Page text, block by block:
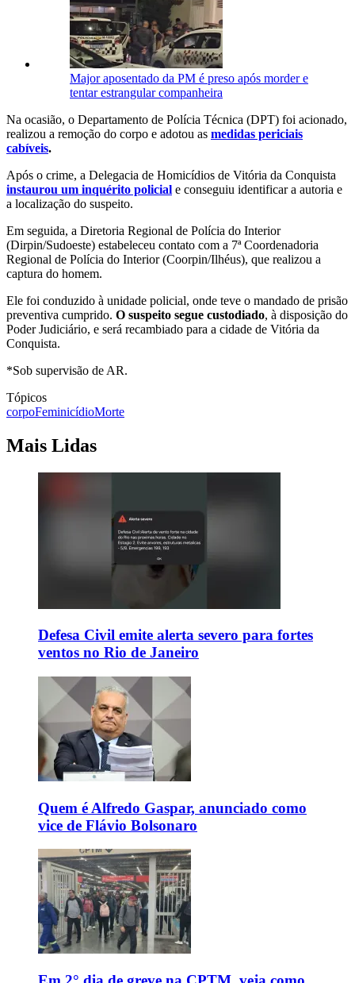
Major aposentado da PM é preso após morder e
tentar estrangular companheira
Na ocasião, o Departamento de Polícia Técnica (DPT) foi acionado,
realizou a remoção do corpo e adotou as medidas periciais
cabíveis.
Após o crime, a Delegacia de Homicídios de Vitória da Conquista
instaurou um inquérito policial e conseguiu identificar a autoria e
a localização do suspeito.
Em seguida, a Diretoria Regional de Polícia do Interior
(Dirpin/Sudoeste) estabeleceu contato com a 7ª Coordenadoria
Regional de Polícia do Interior (Coorpin/Ilhéus), que realizou a
captura do homem.
Ele foi conduzido à unidade policial, onde teve o mandado de prisão
preventiva cumprido. O suspeito segue custodiado, à disposição do
Poder Judiciário, e será recambiado para a cidade de Vitória da
Conquista.
*Sob supervisão de AR.
Tópicos
corpoFeminicídioMorte
Mais Lidas
Defesa Civil emite alerta severo para fortes
ventos no Rio de Janeiro
Quem é Alfredo Gaspar, anunciado como
vice de Flávio Bolsonaro